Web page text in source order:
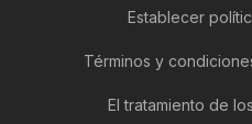
Establecer
Términos y
El tratamiento de